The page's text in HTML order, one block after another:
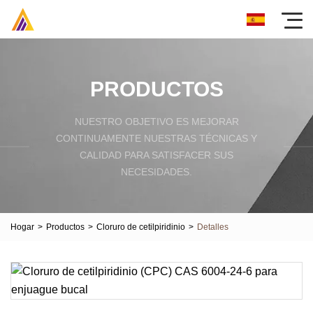
PRODUCTOS
NUESTRO OBJETIVO ES MEJORAR
CONTINUAMENTE NUESTRAS TÉCNICAS Y
CALIDAD PARA SATISFACER SUS
NECESIDADES.
Hogar > Productos > Cloruro de cetilpiridinio > Detalles